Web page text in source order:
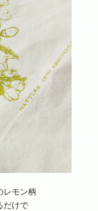
レモン柄
だけで